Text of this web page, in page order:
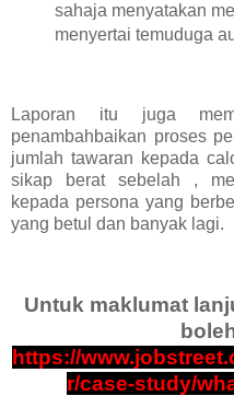
sahaja menyatakan
menyertai temuduga
Laporan itu juga
penambahbaikan proses
jumlah tawaran kepada
sikap berat sebelah ,
kepada persona yang
yang betul dan banyak lagi.
Untuk maklumat
https://
r/case-study/